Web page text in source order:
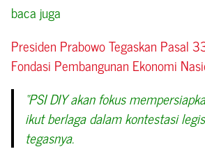
baca juga
Presiden Prabowo Tegaskan Pasal
Fondasi Pembangunan Ekonomi
“PSI DIY akan fokus
ikut berlaga dalam kontestasi
tegasnya.